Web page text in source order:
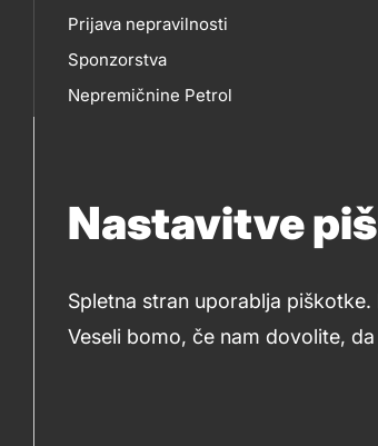
Nastavitve
Spletna stran uporablja
Veseli bomo, če nam dovolite,
Prijava nepravilnosti
Sponzorstva
Nepremičnine Petrol